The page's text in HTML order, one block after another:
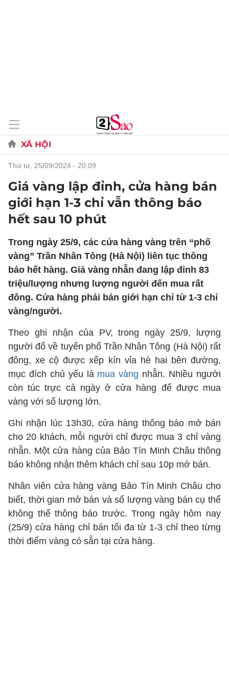
XÃ HỘI
thứ tư, 25/09/2024 - 20:09
Giá vàng lập đỉnh, cửa hàng bán
giới hạn 1-3 chỉ vẫn thông báo
hết sau 10 phút
Trong ngày 25/9, các cửa hàng vàng trên “phố
vàng” Trần Nhân Tông (Hà Nội) liên tục thông
báo hết hàng. Giá vàng nhẫn đang lập đỉnh 83
triệu/lượng nhưng lượng người đến mua rất
đông. Cửa hàng phải bán giới hạn chỉ từ 1-3 chỉ
vàng/người.
Theo ghi nhận của PV, trong ngày 25/9, lượng
người đổ về tuyến phố Trần Nhân Tông (Hà Nội) rất
đông, xe cộ được xếp kín vỉa hè hai bên đường,
mục đích chủ yếu là mua vàng nhẫn. Nhiều người
còn túc trực cả ngày ở cửa hàng để được mua
vàng với số lượng lớn.
Ghi nhận lúc 13h30, cửa hàng thông báo mở bán
cho 20 khách, mỗi người chỉ được mua 3 chỉ vàng
nhẫn. Một cửa hàng của Bảo Tín Minh Châu thông
báo không nhận thêm khách chỉ sau 10p mở bán.
Nhân viên cửa hàng vàng Bảo Tín Minh Châu cho
biết, thời gian mở bán và số lượng vàng bán cụ thể
không thể thông báo trước. Trong ngày hôm nay
(25/9) cửa hàng chỉ bán tối đa từ 1-3 chỉ theo từng
thời điểm vàng có sẵn tại cửa hàng.